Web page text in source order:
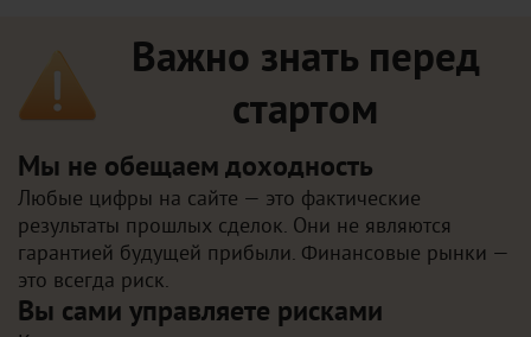
Важно знать перед
стартом
Мы не обещаем доходность
Любые цифры на сайте — это фактические
результаты прошлых сделок. Они не являются
гарантией будущей прибыли. Финансовые рынки —
это всегда риск.
Вы сами управляете рисками